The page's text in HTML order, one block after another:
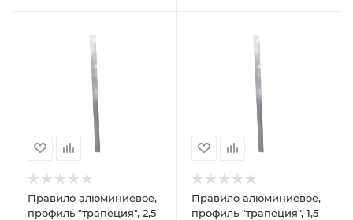
Правило алюминиевое,
профиль "трапеция", 2,5
Правило алюминиевое,
профиль "трапеция", 1,5